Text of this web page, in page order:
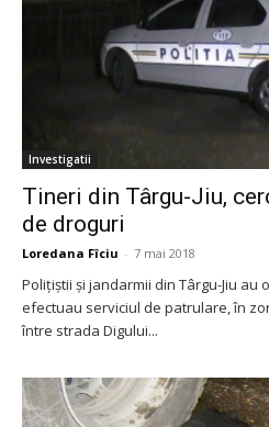
Investigatii
Tineri din Târgu-Jiu,
de droguri
Loredana Fîciu - 7 mai 2018
Polițiștii și jandarmii din Târgu-Jiu au
efectuau serviciul de patrulare, în
între strada Digului...